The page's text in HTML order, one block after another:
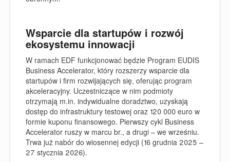
Wsparcie dla startupów i rozwój
ekosystemu innowacji
W ramach EDF funkcjonować będzie Program EUDIS
Business Accelerator, który rozszerzy wsparcie dla
startupów i firm rozwijających się, oferując program
akceleracyjny. Uczestniczące w nim podmioty
otrzymają m.in. indywidualne doradztwo, uzyskają
dostęp do infrastruktury testowej oraz 120 000 euro w
formie kuponu finansowego. Pierwszy cykl Business
Accelerator ruszy w marcu br., a drugi – we wrześniu.
Trwa już nabór do wiosennej edycji (16 grudnia 2025 –
27 stycznia 2026).